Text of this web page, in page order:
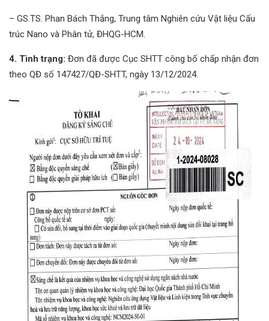
– GS.TS. Phan Bách Thắng, Trung tâm Nghiên cứu Vật liệu Cấu
trúc Nano và Phân tử, ĐHQG-HCM.
4. Tình trạng: Đơn đã được Cục SHTT công bố chấp nhận đơn
theo QĐ số 147427/QĐ-SHTT, ngày 13/12/2024.